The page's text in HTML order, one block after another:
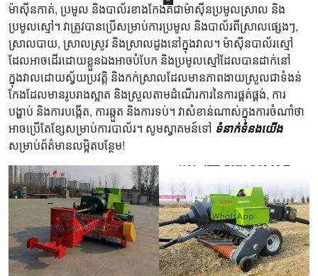
ម៉ាស៊ីនកាត់, ប្រមូល និងបាល័រខាងកែងគឺជាម៉ាស៊ីនប្រមូលស្រាល និង
ប្រមូលស្មៅ។ វាត្រូវបានប្រើសម្រាប់ការប្រមូល និងបាល័រពីស្រាលផ្សេងៗ,
ស្រាលបាយ, ស្រាលស្រូវ និងស្រាលដូងនៅក្នុងវាល។ ម៉ាស៊ីនបាល័រស្មៅ
ដែលអាចដើរដោយខ្លួនឯងអាចបំបែក និងប្រមូលស្មៅដែលបានដាក់នៅ
ក្នុងវាលដោយស្វ័យប្រវត្តិ និងកក់ស្រាលដែលមានភាពងាយស្រួលជាទំងន់
កែងដែលមានរូបរាងស្អាត និងស្រួលតាមដំណើរការនៃការផ្គត់ផ្គង់, ការ
បង្ហាប់ និងការបង្កើត, ការឆ្កួត និងការទប់។ វាសំខាន់ណាស់ក្នុងការចំណាំថា
អាចប្រើតែខ្សែសម្រាប់ការបាល័រ។ សូមស្វាគមន៍ទៅ ទំនាក់ទំនងយើង
សម្រាប់ព័ត៌មានលម្អិតបន្ថែម!